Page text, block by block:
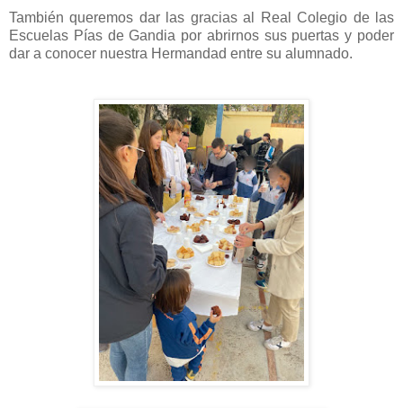
También queremos dar las gracias al Real Colegio de las
Escuelas Pías de Gandia por abrirnos sus puertas y poder
dar a conocer nuestra Hermandad entre su alumnado.